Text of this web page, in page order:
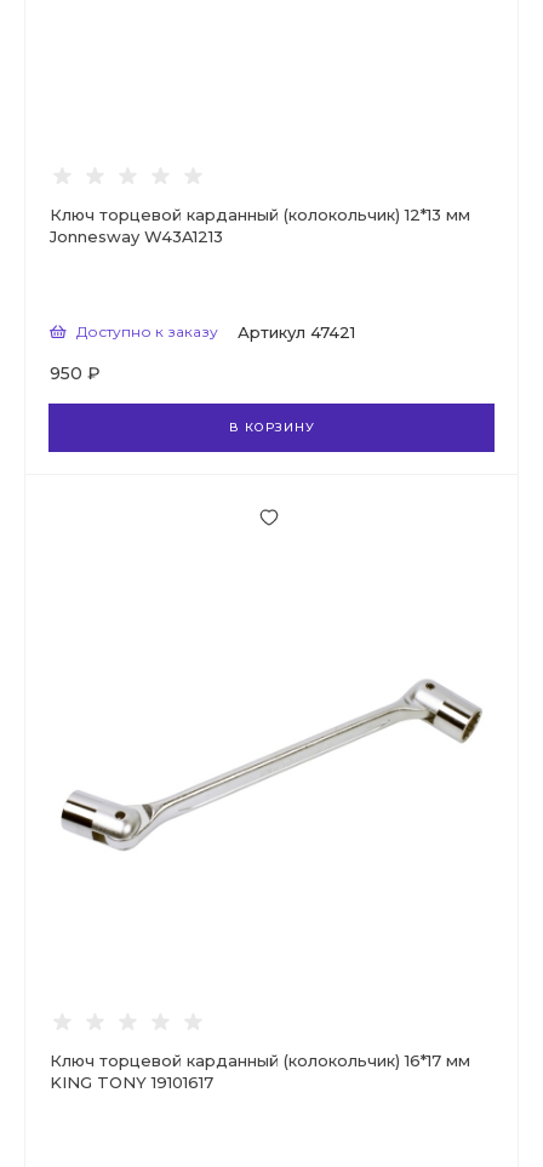
Ключ торцевой карданный (колокольчик) 12*13 мм
Jonnesway W43A1213
Доступно к заказу Артикул 47421
950 ₽
В КОРЗИНУ
Ключ торцевой карданный (колокольчик) 16*17 мм
KING TONY 19101617